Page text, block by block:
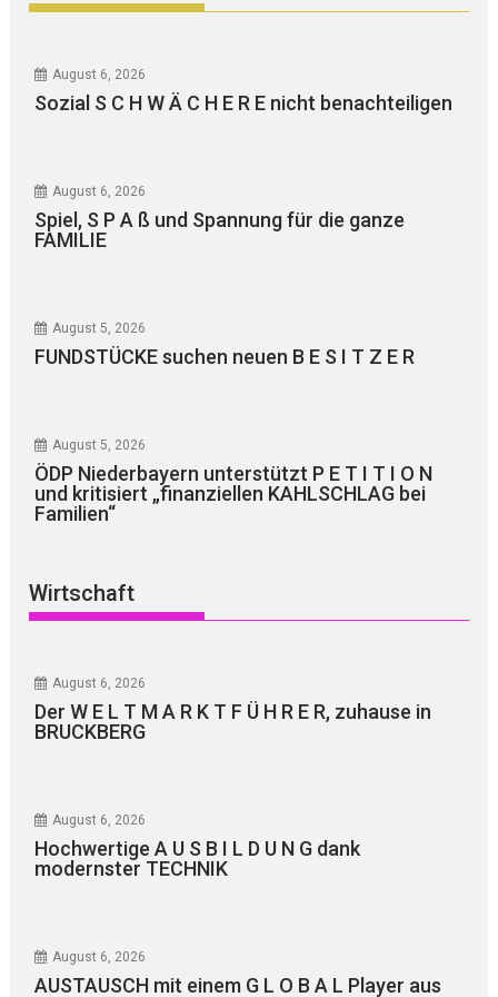
August 6, 2026
Sozial S C H W Ä C H E R E nicht benachteiligen
August 6, 2026
Spiel, S P A ß und Spannung für die ganze
FAMILIE
August 5, 2026
FUNDSTÜCKE suchen neuen B E S I T Z E R
August 5, 2026
ÖDP Niederbayern unterstützt P E T I T I O N
und kritisiert „finanziellen KAHLSCHLAG bei
Familien“
Wirtschaft
August 6, 2026
Der W E L T M A R K T F Ü H R E R, zuhause in
BRUCKBERG
August 6, 2026
Hochwertige A U S B I L D U N G dank
modernster TECHNIK
August 6, 2026
AUSTAUSCH mit einem G L O B A L Player aus